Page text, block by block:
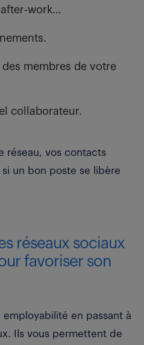
work…
membres de votre
collaborateur.
réseau, vos contacts
un bon poste se libère
réseaux sociaux
favoriser son
en passant à
Ils vous permettent de